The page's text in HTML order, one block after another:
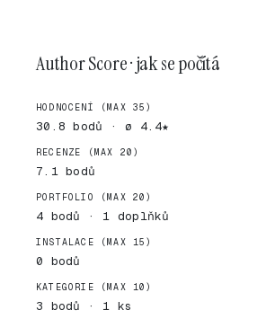
Author Score · jak se počítá
HODNOCENÍ (MAX 35)
30.8 bodů · ø 4.4★
RECENZE (MAX 20)
7.1 bodů
PORTFOLIO (MAX 20)
4 bodů · 1 doplňků
INSTALACE (MAX 15)
0 bodů
KATEGORIE (MAX 10)
3 bodů · 1 ks